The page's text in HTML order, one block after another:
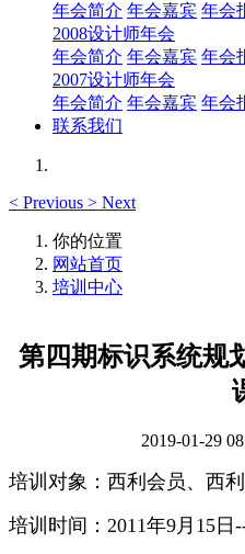
年会简介 年会嘉宾 年会
2008设计师年会
年会简介 年会嘉宾 年会
2007设计师年会
年会简介 年会嘉宾 年会
联系我们
< Previous > Next
你的位置
网站首页
培训中心
第四期标识系统规
2019-01-29
培训对象：西利会员、西
培训时间：2011年9月15日